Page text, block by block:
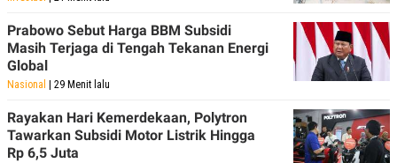
Prabowo Sebut Harga BBM Subsidi
Masih Terjaga di Tengah Tekanan Energi
Global
Nasional | 29 Menit lalu
Rayakan Hari Kemerdekaan, Polytron
Tawarkan Subsidi Motor Listrik Hingga
Rp 6,5 Juta